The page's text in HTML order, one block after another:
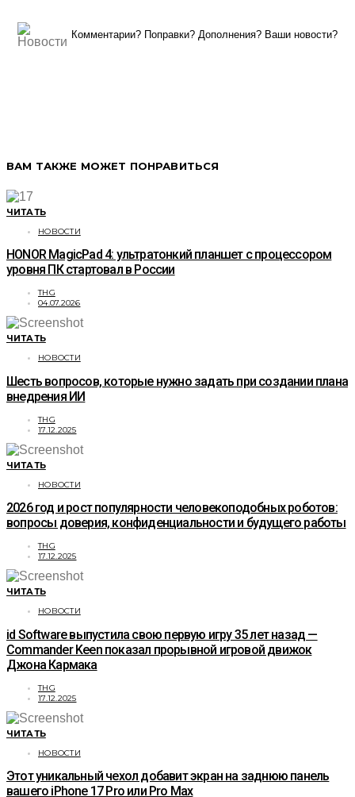
Комментарии? Поправки? Дополнения? Ваши новости?
ВАМ ТАКЖЕ МОЖЕТ ПОНРАВИТЬСЯ
ЧИТАТЬ
НОВОСТИ
HONOR MagicPad 4: ультратонкий планшет с процессором
уровня ПК стартовал в России
THG
04.07.2026
ЧИТАТЬ
НОВОСТИ
Шесть вопросов, которые нужно задать при создании плана
внедрения ИИ
THG
17.12.2025
ЧИТАТЬ
НОВОСТИ
2026 год и рост популярности человекоподобных роботов:
вопросы доверия, конфиденциальности и будущего работы
THG
17.12.2025
ЧИТАТЬ
НОВОСТИ
id Software выпустила свою первую игру 35 лет назад —
Commander Keen показал прорывной игровой движок
Джона Кармака
THG
17.12.2025
ЧИТАТЬ
НОВОСТИ
Этот уникальный чехол добавит экран на заднюю панель
вашего iPhone 17 Pro или Pro Max